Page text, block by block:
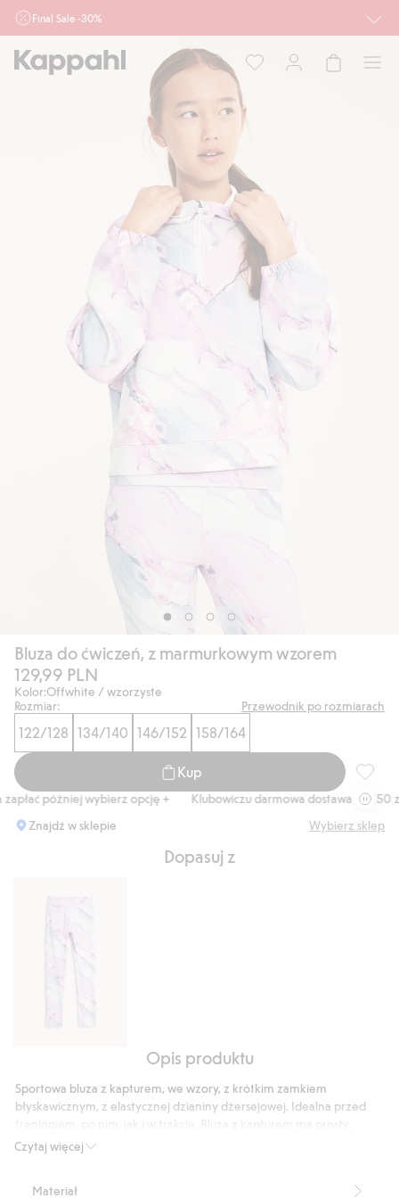
Final Sale -30%
działu outlet do 10.8 w sklepach Kappahl i Newbie oraz na kappahl.com. Ofert
nie łączymy
Mężczyzna Dziecko
Bluza do ćwiczeń, z marmurkowym wzorem
129,99 PLN
Kolor:Offwhite / wzorzyste
Rozmiar:
Przewodnik po rozmiarach
122/128 134/140 146/152 158/164
Kup
Bluza
później wybierz opcję +
Klubowiczu darmowa dostawa od 150 zł
Znajdź w sklepie
Wybierz sklep
Dopasuj z
ćwiczeń,
wzór
Opis produktu
Czytaj więcej
Sportowa bluza z kapturem, we wzory, z krótkim zamkiem
błyskawicznym, z elastycznej dzianiny dżersejowej. Idealna przed
swobodny fason. Długie rękawy zakończone gumką. Duży kaptur z
Prosty fason
Materiał